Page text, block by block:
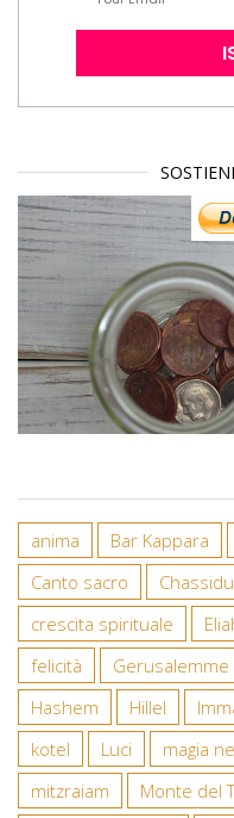
anima Bar Kappara
Canto sacro
crescita spirituale
felicità
Gerusalemme
Hashem
Hillel
kotel
Luci magia
mitzraiam
Monte del